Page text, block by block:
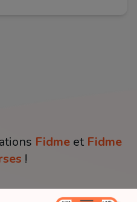
Fidme et Fidme
!